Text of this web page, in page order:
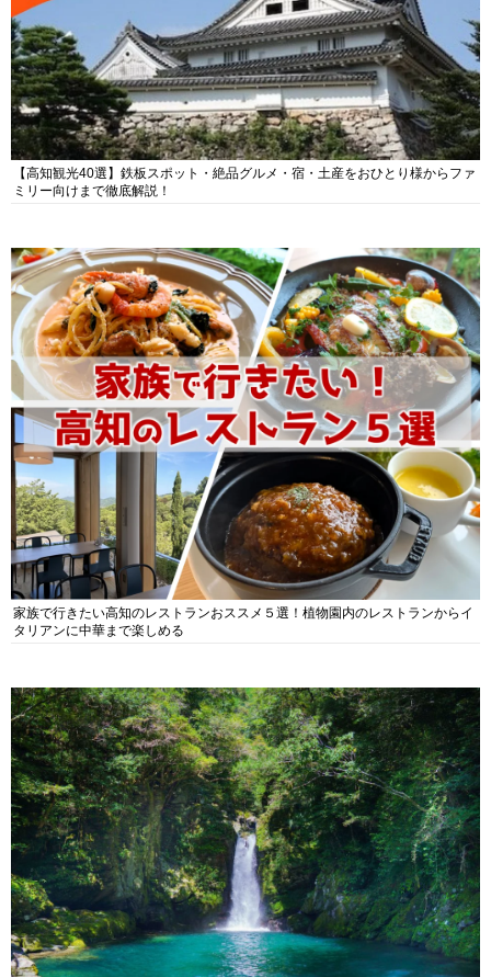
【高知観光40選】鉄板スポット・絶品グルメ・宿・土産をおひとり様からファ
ミリー向けまで徹底解説！
家族で行きたい高知のレストランおススメ５選！植物園内のレストランからイ
タリアンに中華まで楽しめる